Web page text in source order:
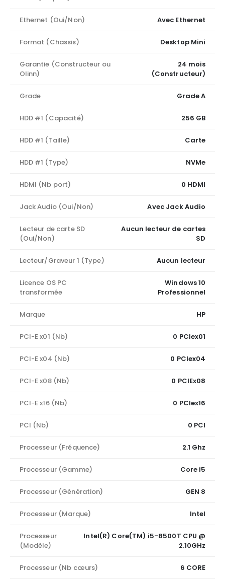
Ethernet (Oui/Non) Avec Ethernet
Format (Chassis) Desktop Mini
Garantie (Constructeur ou
Olinn)
24 mois
(Constructeur)
Grade Grade A
HDD #1 (Capacité) 256 GB
HDD #1 (Taille) Carte
HDD #1 (Type) NVMe
HDMI (Nb port) 0 HDMI
Jack Audio (Oui/Non) Avec Jack Audio
Lecteur de carte SD
(Oui/Non)
Aucun lecteur de cartes
SD
Lecteur/Graveur 1 (Type) Aucun lecteur
Licence OS PC
transformée
Windows 10
Professionnel
Marque HP
PCI-E x01 (Nb) 0 PCIex01
PCI-E x04 (Nb) 0 PCIex04
PCI-E x08 (Nb) 0 PCIEx08
PCI-E x16 (Nb) 0 PCIex16
PCI (Nb) 0 PCI
Processeur (Fréquence) 2.1 Ghz
Processeur (Gamme) Core i5
Processeur (Génération) GEN 8
Processeur (Marque) Intel
Processeur
(Modèle)
Intel(R) Core(TM) i5-8500T CPU @
2.10GHz
Processeur (Nb cœurs) 6 CORE